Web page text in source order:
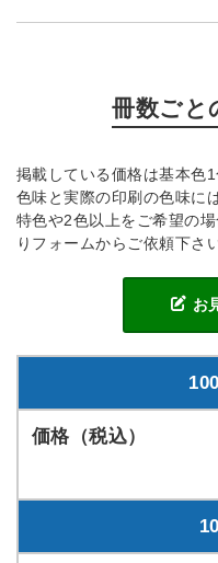
冊数ごと
掲載している価格は基本色
色味と実際の印刷の色味に
特色や2色以上をご希望の
りフォームからご依頼下さい
お